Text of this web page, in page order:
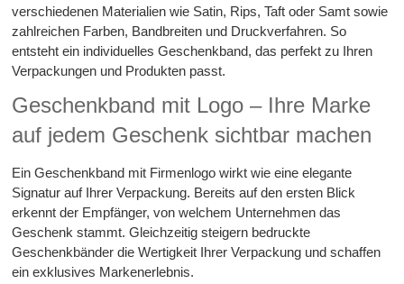
verschiedenen Materialien wie Satin, Rips, Taft oder Samt sowie
zahlreichen Farben, Bandbreiten und Druckverfahren. So
entsteht ein individuelles Geschenkband, das perfekt zu Ihren
Verpackungen und Produkten passt.
Geschenkband mit Logo – Ihre Marke
auf jedem Geschenk sichtbar machen
Ein Geschenkband mit Firmenlogo wirkt wie eine elegante
Signatur auf Ihrer Verpackung. Bereits auf den ersten Blick
erkennt der Empfänger, von welchem Unternehmen das
Geschenk stammt. Gleichzeitig steigern bedruckte
Geschenkbänder die Wertigkeit Ihrer Verpackung und schaffen
ein exklusives Markenerlebnis.